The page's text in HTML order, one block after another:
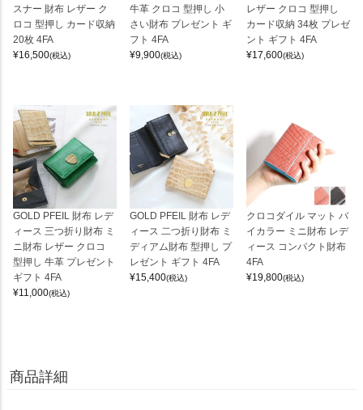
スナー 財布 レザー ク
ロコ 型押し カード収納
20枚 4FA
¥16,500(税込)
牛革 クロコ 型押し 小
さい財布 プレゼント ギ
フト 4FA
¥9,900(税込)
レザー クロコ 型押し
カード収納 34枚 プレゼ
ント ギフト 4FA
¥17,600(税込)
GOLD PFEIL 財布 レデ
ィース 三つ折り財布 ミ
ニ財布 レザー クロコ
型押し 牛革 プレゼント
ギフト 4FA
¥11,000(税込)
GOLD PFEIL 財布 レデ
ィース 二つ折り財布 ミ
ディアム財布 型押し プ
レゼント ギフト 4FA
¥15,400(税込)
クロコダイル マット バ
イカラー ミニ財布 レデ
ィース コンパクト財布
4FA
¥19,800(税込)
商品詳細